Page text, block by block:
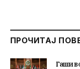
ПРОЧИТАЈ
Гаши